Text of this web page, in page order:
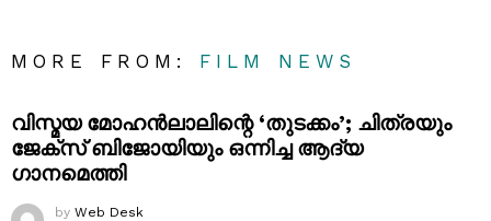
MORE FROM: FILM NEWS
വിസ്മയ മോഹൻലാലിന്റെ ‘തുടക്കം’; ചിത്രയും
ജേക്സ് ബിജോയിയും ഒന്നിച്ച ആദ്യ
ഗാനമെത്തി
by Web Desk